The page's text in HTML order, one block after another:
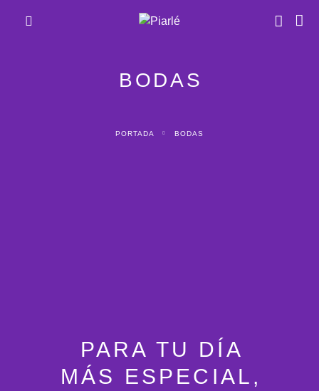
BODAS
PORTADA BODAS
PARA TU DÍA
MÁS ESPECIAL,